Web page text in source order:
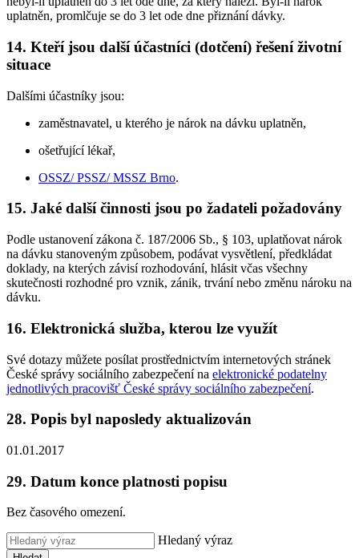
uplatněn, promlčuje se do 3 let ode dne přiznání dávky.
14. Kteří jsou další účastníci (dotčení) řešení životní
situace
Dalšími účastníky jsou:
zaměstnavatel, u kterého je nárok na dávku uplatněn,
ošetřující lékař,
OSSZ/ PSSZ/ MSSZ Brno.
15. Jaké další činnosti jsou po žadateli požadovány
Podle ustanovení zákona č. 187/2006 Sb., § 103, uplatňovat nárok
na dávku stanoveným způsobem, podávat vysvětlení, předkládat
doklady, na kterých závisí rozhodování, hlásit včas všechny
skutečnosti rozhodné pro vznik, zánik, trvání nebo změnu nároku na
dávku.
16. Elektronická služba, kterou lze využít
Své dotazy můžete posílat prostřednictvím internetových stránek
České správy sociálního zabezpečení na elektronické podatelny
jednotlivých pracovišť České správy sociálního zabezpečení.
28. Popis byl naposledy aktualizován
01.01.2017
29. Datum konce platnosti popisu
Bez časového omezení.
Hledaný výraz